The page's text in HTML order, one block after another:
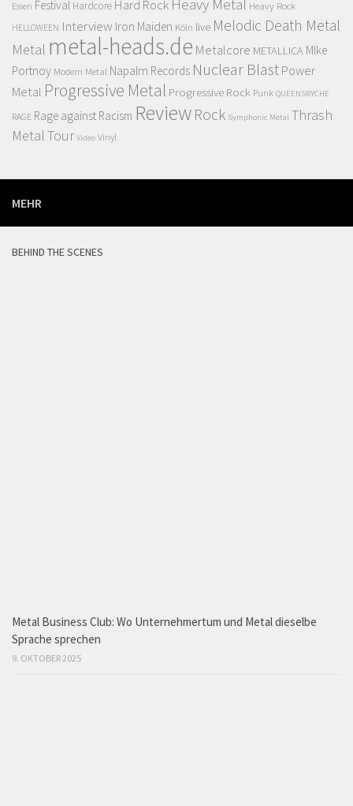
Essen Festival Hardcore Hard Rock Heavy Metal Heavy Rock
HELLOWEEN Interview Iron Maiden Köln live Melodic Death Metal
Metal metal-heads.de Metalcore METALLICA MIke
Portnoy Modern Metal Napalm Records Nuclear Blast Power
Metal Progressive Metal Progressive Rock Punk QUEENSRYCHE
RAGE Rage against Racism Review Rock Symphonic Metal Thrash
MetalTour Video Vinyl
MEHR
BEHIND THE SCENES
Metal Business Club: Wo Unternehmertum und Metal dieselbe
Sprache sprechen
9. OKTOBER 2025